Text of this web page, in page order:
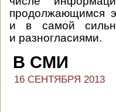
продолжающимся
и в самой
и разногласиями.
В СМИ
16 СЕНТЯБРЯ 2013